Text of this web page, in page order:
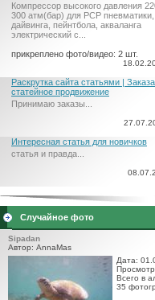
Компрессор высокого давления
300 атм(бар) для PCP пневматики,
дайвинга, пейнтбола, акваланга
электрический c...
прикреплено фото/видео: 2 шт.
Раскрутка сайта статьями |
статейное продвижение
Принимаю заказы...
Интересная статья для новичков
статья и правда...
Случайное фото
Sipadan
Автор: AnnaMas
Дата:
Всего в
35